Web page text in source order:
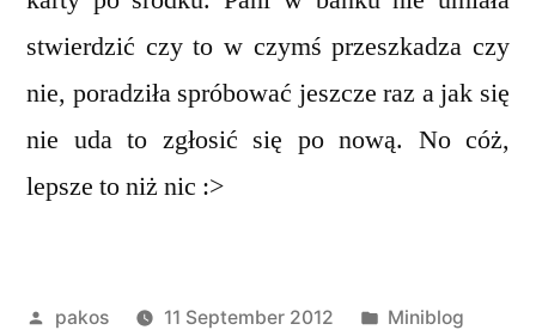
stwierdzić czy to w czymś przeszkadza czy
nie, poradziła spróbować jeszcze raz a jak się
nie uda to zgłosić się po nową. No cóż,
lepsze to niż nic :>
Posted
pakos 11 September 2012
Posted
Miniblog